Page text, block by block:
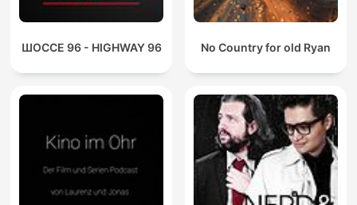
ШОССЕ 96 - HIGHWAY 96 No Country for old Ryan